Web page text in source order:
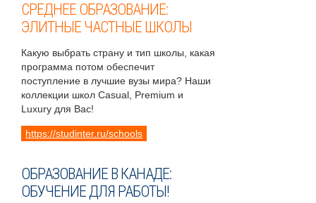
СРЕДНЕЕ ОБРАЗОВАНИЕ:
ЭЛИТНЫЕ ЧАСТНЫЕ ШКОЛЫ
Какую выбрать страну и тип школы, какая
программа потом обеспечит
поступление в лучшие вузы мира? Наши
коллекции школ Casual, Premium и
Luxury для Вас!
https://studinter.ru/schools
ОБРАЗОВАНИЕ В КАНАДЕ:
ОБУЧЕНИЕ ДЛЯ РАБОТЫ!